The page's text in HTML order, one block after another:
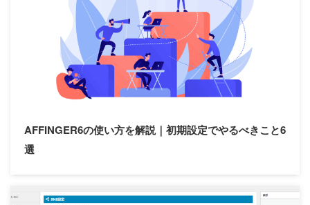
【中級編】アドセンス設定
4. 【上級編】デザイン設定
カテゴリー
設定方法 プラグイン
AFFINGER6の使い方を解説｜初期設定でやるべきこと6
選